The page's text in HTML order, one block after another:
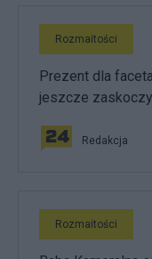
Rozmaitości
Prezent dla
jeszcze
Redakcja
Rozmaitości